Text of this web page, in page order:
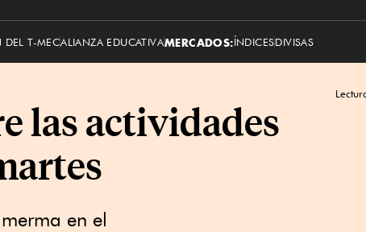
DEL T-MECALIANZA EDUCATIVAMERCADOS:ÍNDICESDIVISAS
las actividades
en el